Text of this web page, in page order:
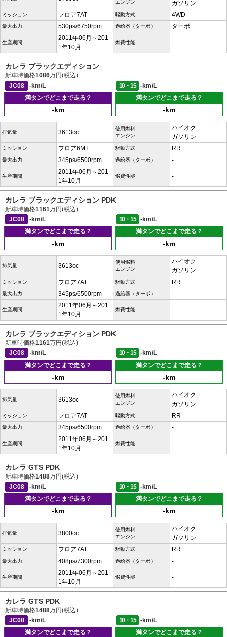
エンジン ガソリン
ミッション フロア7AT 駆動方式 4WD
最大出力 530ps/6750rpm 過給器（ターボ） ターボ
生産期間
2011年06月～201
1年10月
燃費性能 -
カレラ ブラックエディション
新車時価格1086万円(税込)
JC08
-km/L 10・15
-km/L
満タンでどこまで走る？
-km
満タンでどこまで走る？
-km
排気量 3613cc
使用燃料
エンジン
ハイオク
ガソリン
ミッション フロア6MT 駆動方式 RR
最大出力 345ps/6500rpm 過給器（ターボ） -
生産期間
2011年06月～201
1年10月
燃費性能 -
カレラ ブラックエディション PDK
新車時価格1161万円(税込)
JC08
-km/L 10・15
-km/L
満タンでどこまで走る？
-km
満タンでどこまで走る？
-km
排気量 3613cc
使用燃料
エンジン
ハイオク
ガソリン
ミッション フロア7AT 駆動方式 RR
最大出力 345ps/6500rpm 過給器（ターボ） -
生産期間
2011年06月～201
1年10月
燃費性能 -
カレラ ブラックエディション PDK
新車時価格1161万円(税込)
JC08
-km/L 10・15
-km/L
満タンでどこまで走る？
-km
満タンでどこまで走る？
-km
排気量 3613cc
使用燃料
エンジン
ハイオク
ガソリン
ミッション フロア7AT 駆動方式 RR
最大出力 345ps/6500rpm 過給器（ターボ） -
生産期間
2011年06月～201
1年10月
燃費性能 -
カレラ GTS PDK
新車時価格1488万円(税込)
JC08
-km/L 10・15
-km/L
満タンでどこまで走る？
-km
満タンでどこまで走る？
-km
排気量 3800cc
使用燃料
エンジン
ハイオク
ガソリン
ミッション フロア7AT 駆動方式 RR
最大出力 408ps/7300rpm 過給器（ターボ） -
生産期間
2011年06月～201
1年10月
燃費性能 -
カレラ GTS PDK
新車時価格1488万円(税込)
JC08
-km/L 10・15
-km/L
満タンでどこまで走る？
満タンでどこまで走る？